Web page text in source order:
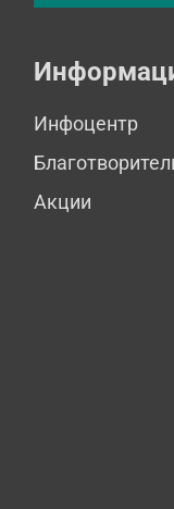
Инфоцентр
Акции